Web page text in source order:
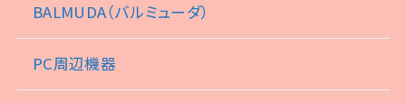
BALMUDA（バルミューダ）
PC周辺機器